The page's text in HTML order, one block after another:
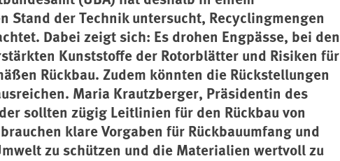
Stand der Technik untersucht, Recyclingmengen
Dabei zeigt sich: Es drohen Engpässe, bei den
Kunststoffe der Rotorblätter und Risiken für
Rückbau. Zudem könnten die Rückstellungen
Maria Krautzberger, Präsidentin des
sollten zügig Leitlinien für den Rückbau von
klare Vorgaben für Rückbauumfang und
zu schützen und die Materialien wertvoll zu